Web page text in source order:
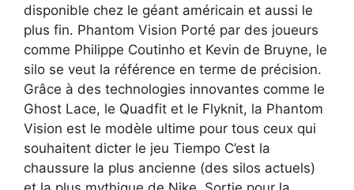
disponible chez le géant américain et aussi le
plus fin. Phantom Vision Porté par des joueurs
comme Philippe Coutinho et Kevin de Bruyne, le
silo se veut la référence en terme de précision.
Grâce à des technologies innovantes comme le
Ghost Lace, le Quadfit et le Flyknit, la Phantom
Vision est le modèle ultime pour tous ceux qui
souhaitent dicter le jeu Tiempo C’est la
chaussure la plus ancienne (des silos actuels)